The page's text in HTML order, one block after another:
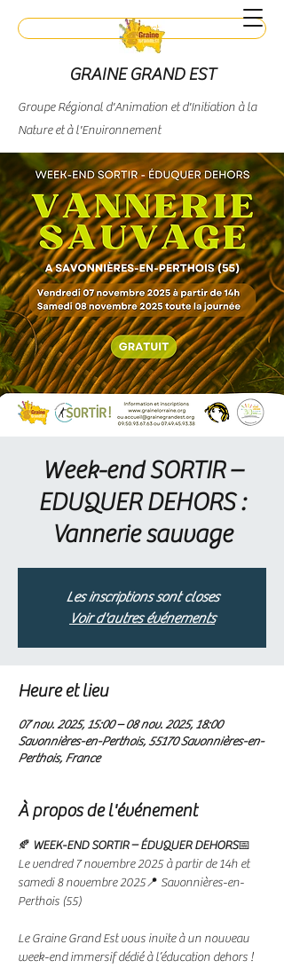
GRAINE GRAND EST
Groupe Régional d'Animation et d'Initiation à la
Nature et à l'Environnement
Contact
Week-end SORTIR –
EDUQUER DEHORS :
Vannerie sauvage
Les inscriptions sont closes
Voir d'autres événements
Heure et lieu
07 nov. 2025, 15:00 – 08 nov. 2025, 18:00
Savonnières-en-Perthois, 55170 Savonnières-en-
Perthois, France
À propos de l'événement
🍂 WEEK-END SORTIR – ÉDUQUER DEHORS📅
Le vendred 7 novembre 2025 à partir de 14h et
samedi 8 novembre 2025📍 Savonnières-en-
Perthois (55)
Le Graine Grand Est vous invite à un nouveau
week-end immersif dédié à l’éducation dehors !